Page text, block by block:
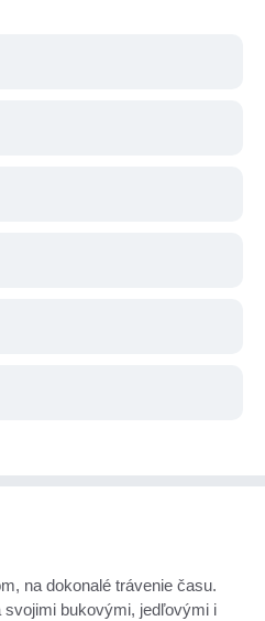
na dokonalé trávenie času.
bukovými, jedľovými i